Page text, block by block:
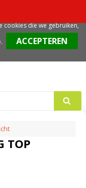
TOP
adviseren we deze
cookies die we gebruiken,
.